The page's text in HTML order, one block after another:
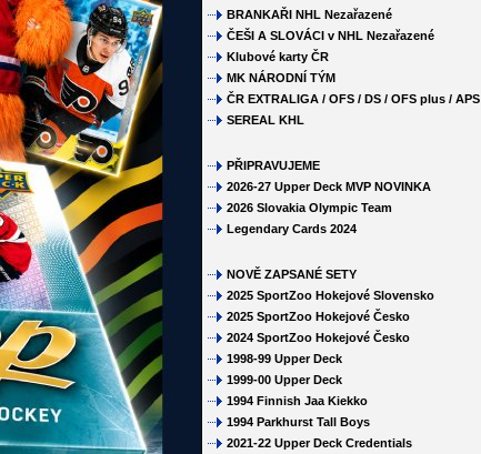
BRANKAŘI NHL Nezařazené
ČEŠI A SLOVÁCI v NHL Nezařazené
Klubové karty ČR
MK NÁRODNÍ TÝM
ČR EXTRALIGA / OFS / DS / OFS plus / APS
SEREAL KHL
PŘIPRAVUJEME
2026-27 Upper Deck MVP NOVINKA
2026 Slovakia Olympic Team
Legendary Cards 2024
NOVĚ ZAPSANÉ SETY
2025 SportZoo Hokejové Slovensko
2025 SportZoo Hokejové Česko
2024 SportZoo Hokejové Česko
1998-99 Upper Deck
1999-00 Upper Deck
1994 Finnish Jaa Kiekko
1994 Parkhurst Tall Boys
2021-22 Upper Deck Credentials